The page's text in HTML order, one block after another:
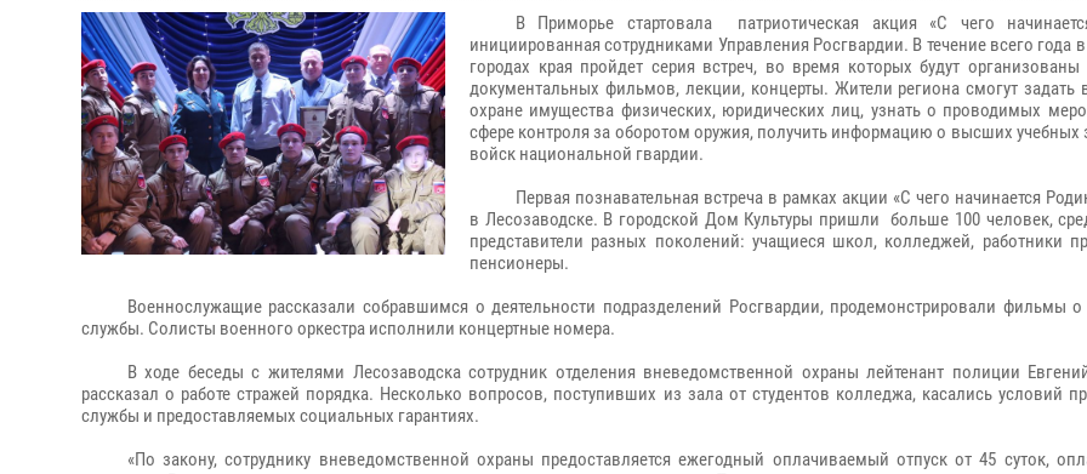
В Приморье стартовала патриотическая акция «С чего
инициированная сотрудниками Управления Росгвардии. В течение всего года
городах края пройдет серия встреч, во время которых будут
документальных фильмов, лекции, концерты. Жители региона смогут задать
охране имущества физических, юридических лиц, узнать о проводимых
сфере контроля за оборотом оружия, получить информацию о высших учебных
войск национальной гвардии.
Первая познавательная встреча в рамках акции «С чего начинается
в Лесозаводске. В городской Дом Культуры пришли больше 100 человек,
представители разных поколений: учащиеся школ, колледжей, работники
пенсионеры.
Военнослужащие рассказали собравшимся о деятельности подразделений Росгвардии, продемонстрировали фильмы
службы. Солисты военного оркестра исполнили концертные номера.
В ходе беседы с жителями Лесозаводска сотрудник отделения вневедомственной охраны лейтенант полиции
рассказал о работе стражей порядка. Несколько вопросов, поступивших из зала от студентов колледжа, касались условий
службы и предоставляемых социальных гарантиях.
«По закону, сотруднику вневедомственной охраны предоставляется ежегодный оплачиваемый отпуск от 45 суток,